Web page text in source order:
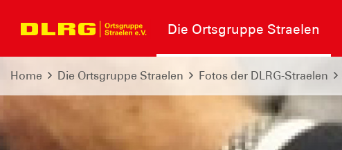
Die Ortsgruppe Straelen
Home Die Ortsgruppe Straelen Fotos der DLRG-Straelen